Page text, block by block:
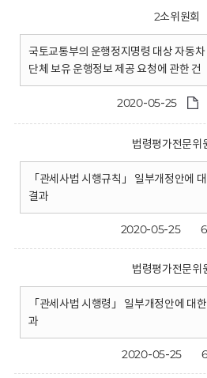
2소위원회
국토교통부의 운행정지명령 대상 자동
단체 보유 운행정보 제공 요청에 관한 건
2020-05-25
법령평가전문위
「관세사법 시행규칙」 일부개정안에
결과
2020-05-25
법령평가전문위
「관세사법 시행령」 일부개정안에 대
과
2020-05-25